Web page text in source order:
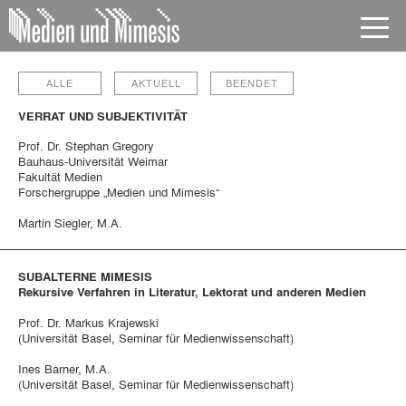
ÜBERSICHT
VERRAT UND SUBJEKTIVITÄT
PROF. DR. STEPHAN GREGORY
BAUHAUS-UNIVERSITÄT WEIMAR
FAKULTÄT MEDIEN
FORSCHERGRUPPE „MEDIEN UND MIMESIS“
MARTIN SIEGLER, M.A.
Wenn Verrat in den Blick der Wissenschaft gerät, so geht es
meistens um die dahinterstehende ‚Logik des Geheimnisses‘.
Im Mittelpunkt des hier vorgeschlagenen Projekts stehen
ALLE AKTUELL BEENDET
VERRAT UND SUBJEKTIVITÄT
Prof. Dr. Stephan Gregory
Bauhaus-Universität Weimar
Fakultät Medien
Forschergruppe „Medien und Mimesis“
Martin Siegler, M.A.
SUBALTERNE MIMESIS
Rekursive Verfahren in Literatur, Lektorat und anderen Medien
Prof. Dr. Markus Krajewski
(Universität Basel, Seminar für Medienwissenschaft)
Ines Barner, M.A.
(Universität Basel, Seminar für Medienwissenschaft)